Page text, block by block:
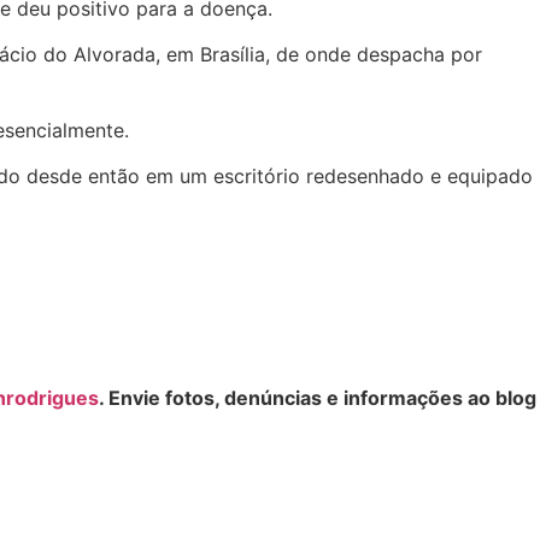
deu positivo para a doença.
do Alvorada, em Brasília, de onde despacha por
desde então em um escritório redesenhado e equipado
. Envie fotos, denúncias e informações ao blog